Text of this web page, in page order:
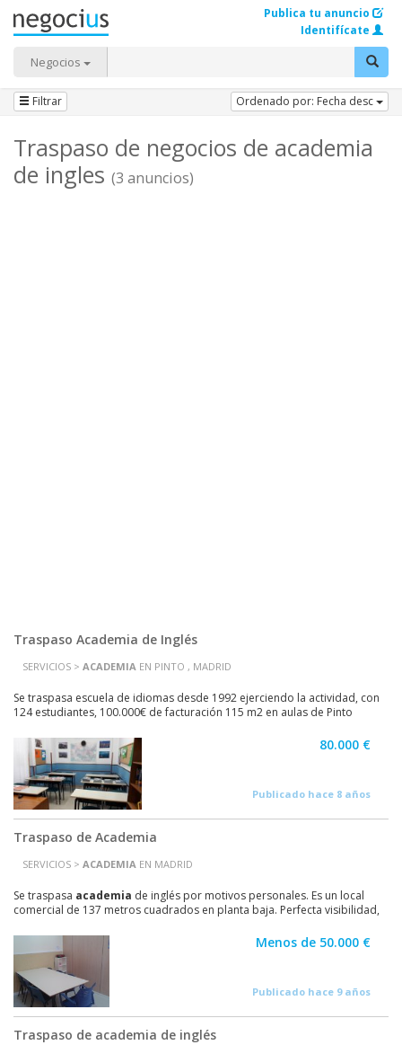
Negocios
Publica tu anuncio
Identifícate
Filtrar Ordenado por: Fecha desc
Traspaso de negocios de academia
de ingles (3 anuncios)
Traspaso Academia de Inglés
SERVICIOS > ACADEMIA EN PINTO , MADRID
Se traspasa escuela de idiomas desde 1992 ejerciendo la actividad, con
124 estudiantes, 100.000€ de facturación 115 m2 en aulas de Pinto
80.000 €
Publicado hace 8 años
Traspaso de Academia
SERVICIOS > ACADEMIA EN MADRID
Se traspasa academia de inglés por motivos personales. Es un local
comercial de 137 metros cuadrados en planta baja. Perfecta visibilidad,
Menos de 50.000 €
Publicado hace 9 años
Traspaso de academia de inglés